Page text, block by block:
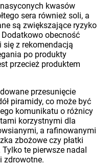
kwasów
sera również soli, a
są zwiększające ryzyko
obecność
się z rekomendacją
po produkty
przecież produktem
przesunięcie
piramidy, co może być
komunikatu o różnicy
korzystnymi dla
a rafinowanymi
zbożowe czy płatki
te pierwsze nadal
zdrowotne.